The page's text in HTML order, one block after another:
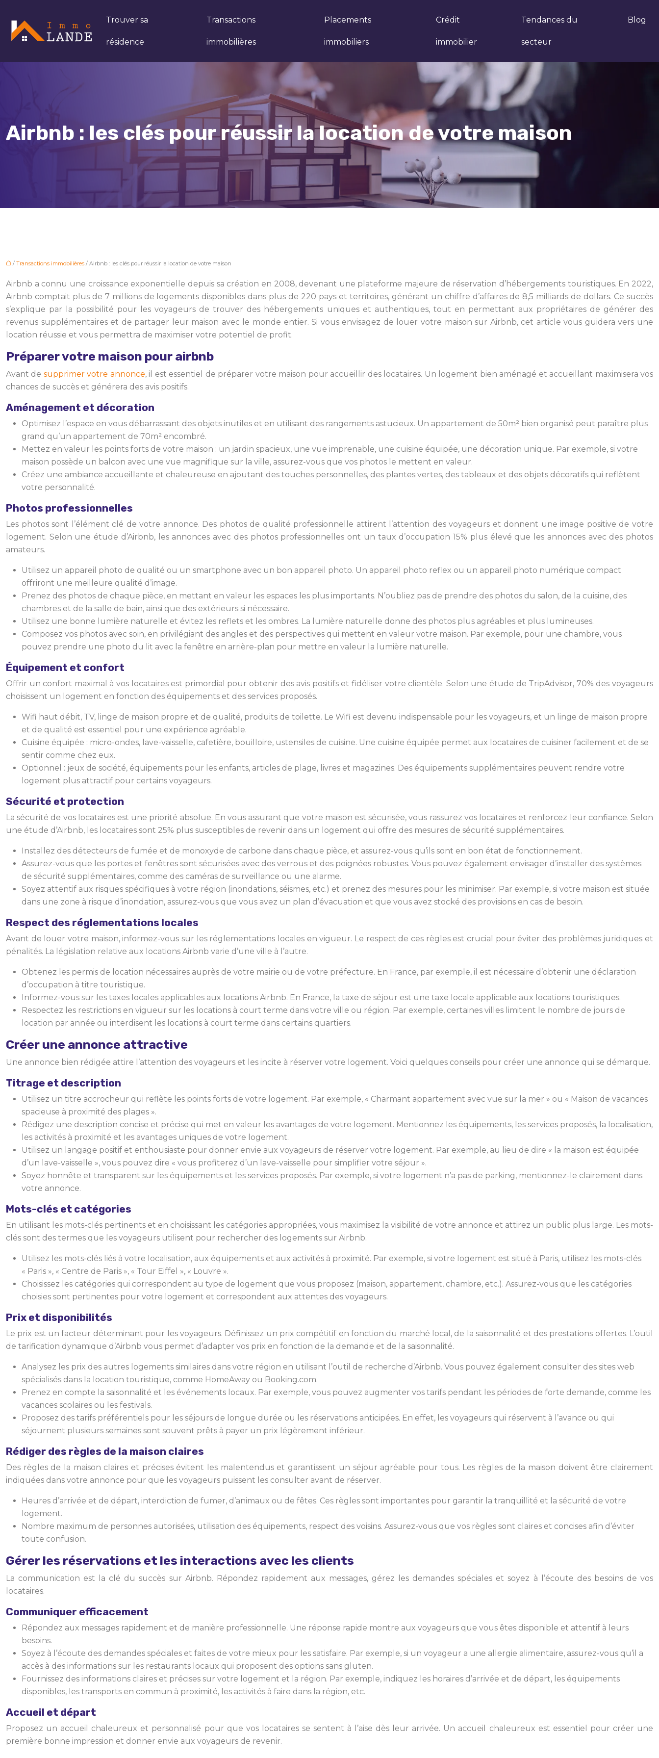
Trouver sa
résidence
Transactions
immobilières
Placements
immobiliers
Crédit
immobilier
Tendances du
secteur
Blog
Airbnb : les clés pour réussir la location de votre maison
/ Transactions immobilières / Airbnb : les clés pour réussir la location de votre maison
Airbnb a connu une croissance exponentielle depuis sa création en 2008, devenant une plateforme majeure de réservation d’hébergements touristiques. En 2022,
Airbnb comptait plus de 7 millions de logements disponibles dans plus de 220 pays et territoires, générant un chiffre d’affaires de 8,5 milliards de dollars. Ce succès
s’explique par la possibilité pour les voyageurs de trouver des hébergements uniques et authentiques, tout en permettant aux propriétaires de générer des
revenus supplémentaires et de partager leur maison avec le monde entier. Si vous envisagez de louer votre maison sur Airbnb, cet article vous guidera vers une
location réussie et vous permettra de maximiser votre potentiel de profit.
Préparer votre maison pour airbnb
Avant de supprimer votre annonce, il est essentiel de préparer votre maison pour accueillir des locataires. Un logement bien aménagé et accueillant maximisera vos
chances de succès et générera des avis positifs.
Aménagement et décoration
Optimisez l’espace en vous débarrassant des objets inutiles et en utilisant des rangements astucieux. Un appartement de 50m² bien organisé peut paraître plus
grand qu’un appartement de 70m² encombré.
Mettez en valeur les points forts de votre maison : un jardin spacieux, une vue imprenable, une cuisine équipée, une décoration unique. Par exemple, si votre
maison possède un balcon avec une vue magnifique sur la ville, assurez-vous que vos photos le mettent en valeur.
Créez une ambiance accueillante et chaleureuse en ajoutant des touches personnelles, des plantes vertes, des tableaux et des objets décoratifs qui reflètent
votre personnalité.
Photos professionnelles
Les photos sont l’élément clé de votre annonce. Des photos de qualité professionnelle attirent l’attention des voyageurs et donnent une image positive de votre
logement. Selon une étude d’Airbnb, les annonces avec des photos professionnelles ont un taux d’occupation 15% plus élevé que les annonces avec des photos
amateurs.
Utilisez un appareil photo de qualité ou un smartphone avec un bon appareil photo. Un appareil photo reflex ou un appareil photo numérique compact
offriront une meilleure qualité d’image.
Prenez des photos de chaque pièce, en mettant en valeur les espaces les plus importants. N’oubliez pas de prendre des photos du salon, de la cuisine, des
chambres et de la salle de bain, ainsi que des extérieurs si nécessaire.
Utilisez une bonne lumière naturelle et évitez les reflets et les ombres. La lumière naturelle donne des photos plus agréables et plus lumineuses.
Composez vos photos avec soin, en privilégiant des angles et des perspectives qui mettent en valeur votre maison. Par exemple, pour une chambre, vous
pouvez prendre une photo du lit avec la fenêtre en arrière-plan pour mettre en valeur la lumière naturelle.
Équipement et confort
Offrir un confort maximal à vos locataires est primordial pour obtenir des avis positifs et fidéliser votre clientèle. Selon une étude de TripAdvisor, 70% des voyageurs
choisissent un logement en fonction des équipements et des services proposés.
Wifi haut débit, TV, linge de maison propre et de qualité, produits de toilette. Le Wifi est devenu indispensable pour les voyageurs, et un linge de maison propre
et de qualité est essentiel pour une expérience agréable.
Cuisine équipée : micro-ondes, lave-vaisselle, cafetière, bouilloire, ustensiles de cuisine. Une cuisine équipée permet aux locataires de cuisiner facilement et de se
sentir comme chez eux.
Optionnel : jeux de société, équipements pour les enfants, articles de plage, livres et magazines. Des équipements supplémentaires peuvent rendre votre
logement plus attractif pour certains voyageurs.
Sécurité et protection
La sécurité de vos locataires est une priorité absolue. En vous assurant que votre maison est sécurisée, vous rassurez vos locataires et renforcez leur confiance. Selon
une étude d’Airbnb, les locataires sont 25% plus susceptibles de revenir dans un logement qui offre des mesures de sécurité supplémentaires.
Installez des détecteurs de fumée et de monoxyde de carbone dans chaque pièce, et assurez-vous qu’ils sont en bon état de fonctionnement.
Assurez-vous que les portes et fenêtres sont sécurisées avec des verrous et des poignées robustes. Vous pouvez également envisager d’installer des systèmes
de sécurité supplémentaires, comme des caméras de surveillance ou une alarme.
Soyez attentif aux risques spécifiques à votre région (inondations, séismes, etc.) et prenez des mesures pour les minimiser. Par exemple, si votre maison est située
dans une zone à risque d’inondation, assurez-vous que vous avez un plan d’évacuation et que vous avez stocké des provisions en cas de besoin.
Respect des réglementations locales
Avant de louer votre maison, informez-vous sur les réglementations locales en vigueur. Le respect de ces règles est crucial pour éviter des problèmes juridiques et
pénalités. La législation relative aux locations Airbnb varie d’une ville à l’autre.
Obtenez les permis de location nécessaires auprès de votre mairie ou de votre préfecture. En France, par exemple, il est nécessaire d’obtenir une déclaration
d’occupation à titre touristique.
Informez-vous sur les taxes locales applicables aux locations Airbnb. En France, la taxe de séjour est une taxe locale applicable aux locations touristiques.
Respectez les restrictions en vigueur sur les locations à court terme dans votre ville ou région. Par exemple, certaines villes limitent le nombre de jours de
location par année ou interdisent les locations à court terme dans certains quartiers.
Créer une annonce attractive
Une annonce bien rédigée attire l’attention des voyageurs et les incite à réserver votre logement. Voici quelques conseils pour créer une annonce qui se démarque.
Titrage et description
Utilisez un titre accrocheur qui reflète les points forts de votre logement. Par exemple, « Charmant appartement avec vue sur la mer » ou « Maison de vacances
spacieuse à proximité des plages ».
Rédigez une description concise et précise qui met en valeur les avantages de votre logement. Mentionnez les équipements, les services proposés, la localisation,
les activités à proximité et les avantages uniques de votre logement.
Utilisez un langage positif et enthousiaste pour donner envie aux voyageurs de réserver votre logement. Par exemple, au lieu de dire « la maison est équipée
d’un lave-vaisselle », vous pouvez dire « vous profiterez d’un lave-vaisselle pour simplifier votre séjour ».
Soyez honnête et transparent sur les équipements et les services proposés. Par exemple, si votre logement n’a pas de parking, mentionnez-le clairement dans
votre annonce.
Mots-clés et catégories
En utilisant les mots-clés pertinents et en choisissant les catégories appropriées, vous maximisez la visibilité de votre annonce et attirez un public plus large. Les mots-
clés sont des termes que les voyageurs utilisent pour rechercher des logements sur Airbnb.
Utilisez les mots-clés liés à votre localisation, aux équipements et aux activités à proximité. Par exemple, si votre logement est situé à Paris, utilisez les mots-clés
« Paris », « Centre de Paris », « Tour Eiffel », « Louvre ».
Choisissez les catégories qui correspondent au type de logement que vous proposez (maison, appartement, chambre, etc.). Assurez-vous que les catégories
choisies sont pertinentes pour votre logement et correspondent aux attentes des voyageurs.
Prix et disponibilités
Le prix est un facteur déterminant pour les voyageurs. Définissez un prix compétitif en fonction du marché local, de la saisonnalité et des prestations offertes. L’outil
de tarification dynamique d’Airbnb vous permet d’adapter vos prix en fonction de la demande et de la saisonnalité.
Analysez les prix des autres logements similaires dans votre région en utilisant l’outil de recherche d’Airbnb. Vous pouvez également consulter des sites web
spécialisés dans la location touristique, comme HomeAway ou Booking.com.
Prenez en compte la saisonnalité et les événements locaux. Par exemple, vous pouvez augmenter vos tarifs pendant les périodes de forte demande, comme les
vacances scolaires ou les festivals.
Proposez des tarifs préférentiels pour les séjours de longue durée ou les réservations anticipées. En effet, les voyageurs qui réservent à l’avance ou qui
séjournent plusieurs semaines sont souvent prêts à payer un prix légèrement inférieur.
Rédiger des règles de la maison claires
Des règles de la maison claires et précises évitent les malentendus et garantissent un séjour agréable pour tous. Les règles de la maison doivent être clairement
indiquées dans votre annonce pour que les voyageurs puissent les consulter avant de réserver.
Heures d’arrivée et de départ, interdiction de fumer, d’animaux ou de fêtes. Ces règles sont importantes pour garantir la tranquillité et la sécurité de votre
logement.
Nombre maximum de personnes autorisées, utilisation des équipements, respect des voisins. Assurez-vous que vos règles sont claires et concises afin d’éviter
toute confusion.
Gérer les réservations et les interactions avec les clients
La communication est la clé du succès sur Airbnb. Répondez rapidement aux messages, gérez les demandes spéciales et soyez à l’écoute des besoins de vos
locataires.
Communiquer efficacement
Répondez aux messages rapidement et de manière professionnelle. Une réponse rapide montre aux voyageurs que vous êtes disponible et attentif à leurs
besoins.
Soyez à l’écoute des demandes spéciales et faites de votre mieux pour les satisfaire. Par exemple, si un voyageur a une allergie alimentaire, assurez-vous qu’il a
accès à des informations sur les restaurants locaux qui proposent des options sans gluten.
Fournissez des informations claires et précises sur votre logement et la région. Par exemple, indiquez les horaires d’arrivée et de départ, les équipements
disponibles, les transports en commun à proximité, les activités à faire dans la région, etc.
Accueil et départ
Proposez un accueil chaleureux et personnalisé pour que vos locataires se sentent à l’aise dès leur arrivée. Un accueil chaleureux est essentiel pour créer une
première bonne impression et donner envie aux voyageurs de revenir.